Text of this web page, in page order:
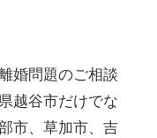
婚問題のご相談
越谷市だけでな
市、草加市、吉